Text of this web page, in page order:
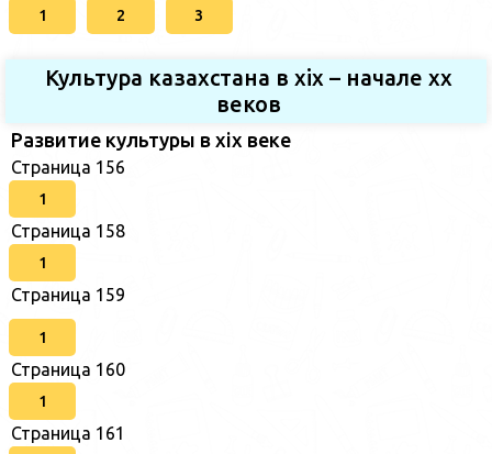
1 2 3
Культура казахстана в xix – начале хх
веков
Развитие культуры в xix веке
Страница 156
1
Страница 158
1
Страница 159
1
Страница 160
1
Страница 161